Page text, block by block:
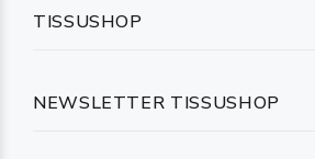
NEWSLETTER TISSUSHOP
TISSUSHOP